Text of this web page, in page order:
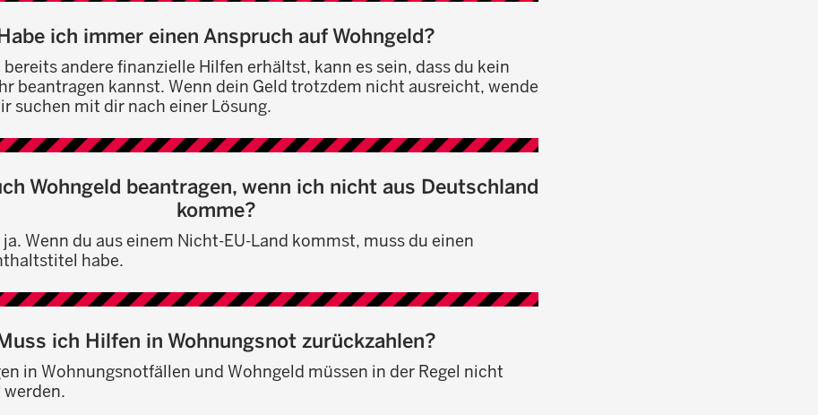
ich immer einen Anspruch auf Wohngeld?
bereits andere finanzielle Hilfen erhältst, kann es sein, dass du kein
beantragen kannst. Wenn dein Geld trotzdem nicht ausreicht, wende
suchen mit dir nach einer Lösung.
Wohngeld beantragen, wenn ich nicht aus Deutschland
komme?
Wenn du aus einem Nicht-EU-Land kommst, muss du einen
habe.
ich Hilfen in Wohnungsnot zurückzahlen?
in Wohnungsnotfällen und Wohngeld müssen in der Regel nicht